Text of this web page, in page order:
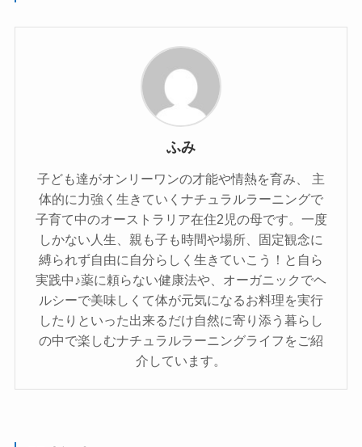
ふみ
子ども達がオンリーワンの才能や情熱を育み、 主
体的に力強く生きていくナチュラルラーニングで
子育て中のオーストラリア在住2児の母です。一度
しかない人生、親も子も時間や場所、固定観念に
縛られず自由に自分らしく生きていこう！と自ら
実践中♪薬に頼らない健康法や、オーガニックでヘ
ルシーで美味しくて体が元気になるお料理を実行
したりといった出来るだけ自然に寄り添う暮らし
の中で楽しむナチュラルラーニングライフをご紹
介しています。